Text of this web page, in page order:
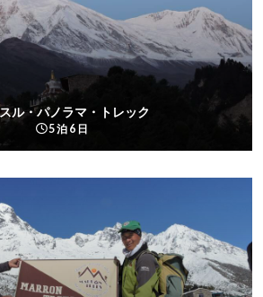
ル・パノラマ・トレック
5 泊 6 日